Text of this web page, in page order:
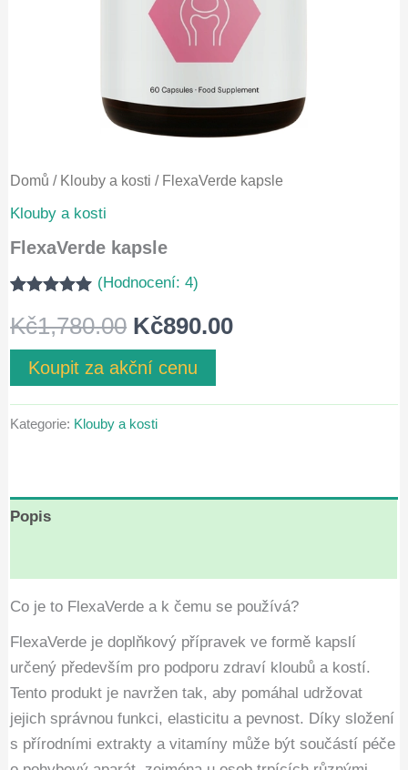
Domů / Klouby a kosti / FlexaVerde kapsle
Klouby a kosti
FlexaVerde kapsle
5.00z 5 na
základě
hodnocení
zákazníků
(Hodnocení: 4)
Kč1,780.00 Původní
cena
byla:
Kč890.00Aktuální
je:
Koupit za akční cenu
Kategorie: Klouby a kosti
Popis
Co je to FlexaVerde a k čemu se používá?
FlexaVerde je doplňkový přípravek ve formě kapslí
určený především pro podporu zdraví kloubů a kostí.
Tento produkt je navržen tak, aby pomáhal udržovat
jejich správnou funkci, elasticitu a pevnost. Díky složení
s přírodními extrakty a vitamíny může být součástí péče